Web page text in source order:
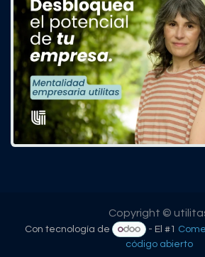
Copyright ©
Con tecnología de - El #1
código abierto